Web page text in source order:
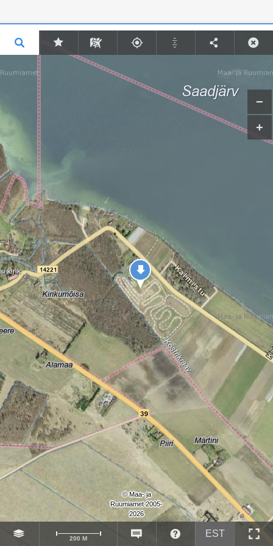
Lisa punkt Lisa joon Lisa ala
Punkt 1
© Maa- ja
Ruumiamet 2005-
2026
200 M EST